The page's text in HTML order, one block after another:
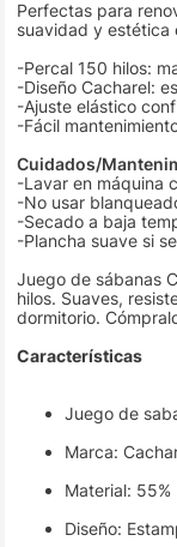
Perfectas para
suavidad y estética
-Percal 150 hilos:
-Diseño Cacharel:
-Ajuste elástico
-Fácil
Cuidados/
-Lavar en máquina
-No usar
-Secado a baja
-Plancha suave si
Juego de sábanas
hilos. Suaves,
dormitorio.
Características
Juego de
Marca:
Material: 55%
Diseño: